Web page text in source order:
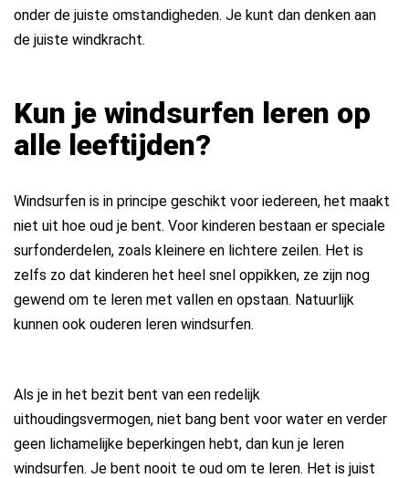
onder de juiste omstandigheden. Je kunt dan denken aan
de juiste windkracht.
Kun je windsurfen leren op
alle leeftijden?
Windsurfen is in principe geschikt voor iedereen, het maakt
niet uit hoe oud je bent. Voor kinderen bestaan er speciale
surfonderdelen, zoals kleinere en lichtere zeilen. Het is
zelfs zo dat kinderen het heel snel oppikken, ze zijn nog
gewend om te leren met vallen en opstaan. Natuurlijk
kunnen ook ouderen leren windsurfen.
Als je in het bezit bent van een redelijk
uithoudingsvermogen, niet bang bent voor water en verder
geen lichamelijke beperkingen hebt, dan kun je leren
windsurfen. Je bent nooit te oud om te leren. Het is juist